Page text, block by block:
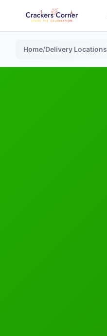
Home/Delivery Locations